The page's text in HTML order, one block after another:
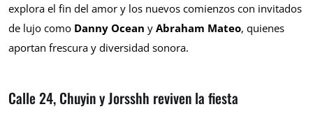
explora el fin del amor y los nuevos comienzos con invitados
de lujo como Danny Ocean y Abraham Mateo, quienes
aportan frescura y diversidad sonora.
Calle 24, Chuyin y Jorsshh reviven la fiesta